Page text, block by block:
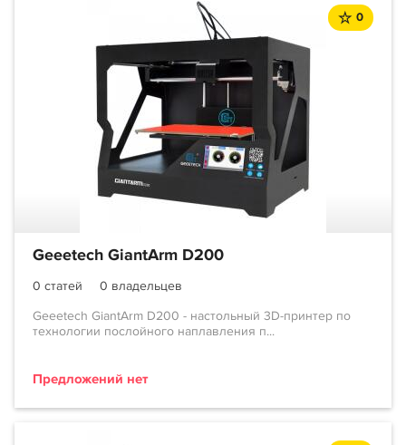
0
Geeetech GiantArm D200
0 статей
0 владельцев
Geeetech GiantArm D200 - настольный 3D-принтер по
технологии послойного наплавления п...
Предложений нет